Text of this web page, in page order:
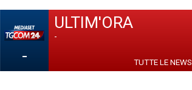
-
ULTIM'ORA
-
TUTTE LE NEWS